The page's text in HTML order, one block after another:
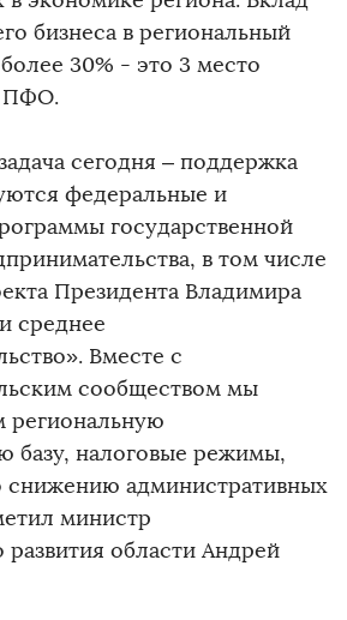
бизнеса в региональный
30% - это 3 место
ПФО.
сегодня – поддержка
федеральные и
государственной
в том числе
Президента Владимира
среднее
Вместе с
сообществом мы
региональную
базу, налоговые режимы,
снижению административных
министр
области Андрей